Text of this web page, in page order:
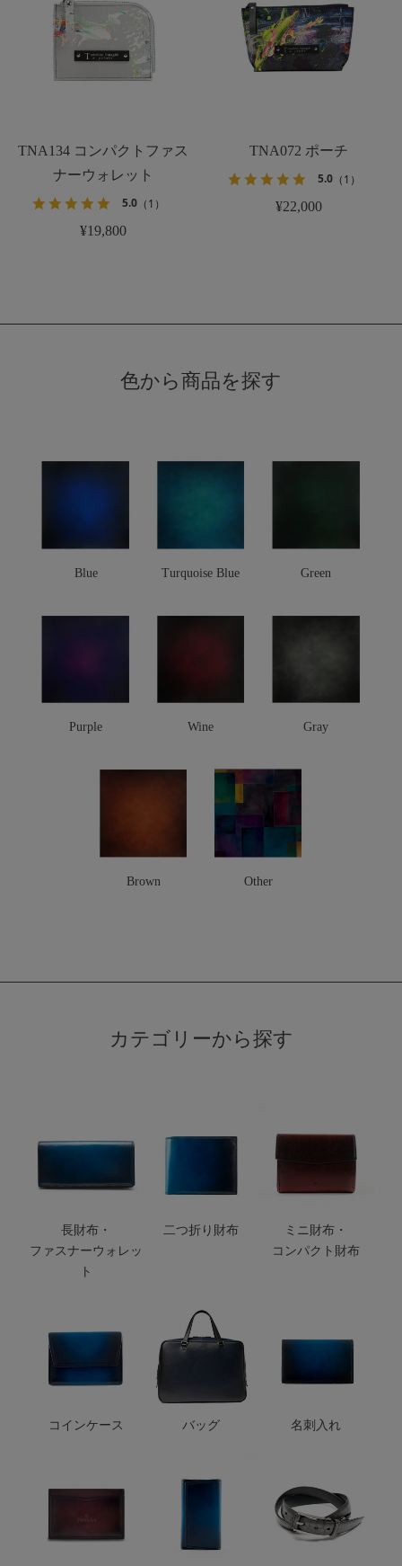
TNA134 コンパクトファス
ナーウォレット
5.0 （1）
¥19,800
TNA072 ポーチ
5.0（1）
¥22,000
色から商品を探す
Blue Turquoise Blue Green
Purple Wine Gray
Brown Other
カテゴリーから探す
長財布・
ファスナーウォレッ
ト
二つ折り財布
ミニ財布・
コンパクト財布
コインケース バッグ 名刺入れ